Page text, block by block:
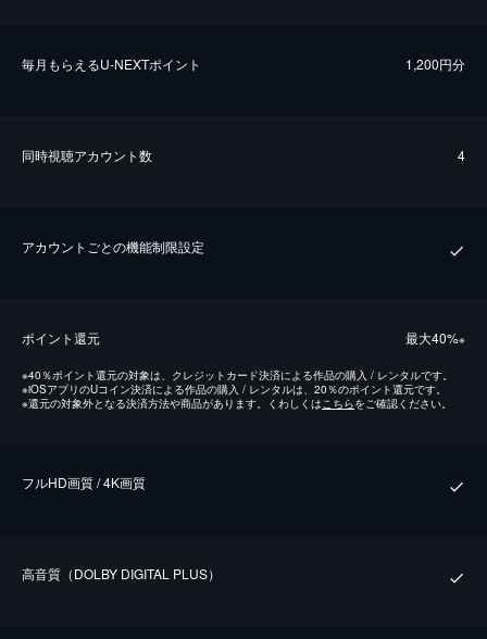
毎⽉もらえるU-NEXTポイント 1,200円分
同時視聴アカウント数 4
アカウントごとの機能制限設定
ポイント還元 最⼤40%※
※40％ポイント還元の対象は、クレジットカード決済による作品の購入 / レンタルです。
※iOSアプリのUコイン決済による作品の購入 / レンタルは、20％のポイント還元です。
※還元の対象外となる決済方法や商品があります。くわしくはこちらをご確認ください。
フルHD画質 / 4K画質
⾼⾳質（DOLBY DIGITAL PLUS）